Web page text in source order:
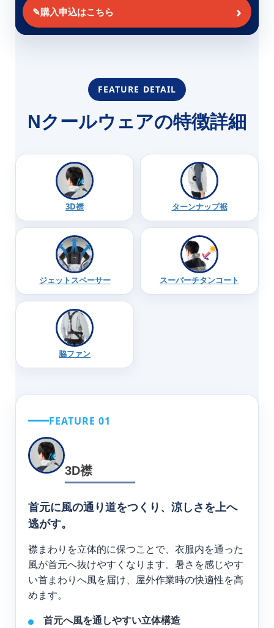
✎購入申込はこちら ›
FEATURE DETAIL
Nクールウェアの特徴詳細
3D襟 ターンナップ裾
ジェットスペーサー スーパーチタンコート
脇ファン
FEATURE 01
3D襟
首元に風の通り道をつくり、涼しさを上へ
逃がす。
襟まわりを立体的に保つことで、衣服内を通った
風が首元へ抜けやすくなります。暑さを感じやす
い首まわりへ風を届け、屋外作業時の快適性を高
めます。
首元へ風を通しやすい立体構造